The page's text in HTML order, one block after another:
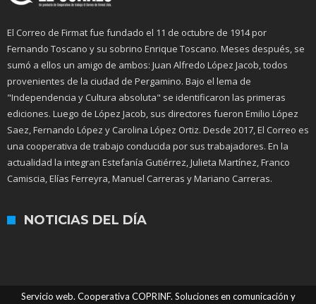
El Correo de Firmat fue fundado el 11 de octubre de 1914 por
Fernando Toscano y su sobrino Enrique Toscano. Meses después, se
sumó a ellos un amigo de ambos: Juan Alfredo López Jacob, todos
provenientes de la ciudad de Pergamino. Bajo el lema de
"Independencia y Cultura absoluta" se identificaron las primeras
ediciones. Luego de López Jacob, sus directores fueron Emilio López
Saez, Fernando López y Carolina López Ortiz. Desde 2017, El Correo es
una cooperativa de trabajo conducida por sus trabajadores. En la
actualidad la integran Estefanía Gutiérrez, Julieta Martínez, Franco
Camiscia, Elías Ferreyra, Manuel Carreras y Mariano Carreras.
NOTICIAS DEL DÍA
Servicio web. Cooperativa COPRINF. Soluciones en comunicación y